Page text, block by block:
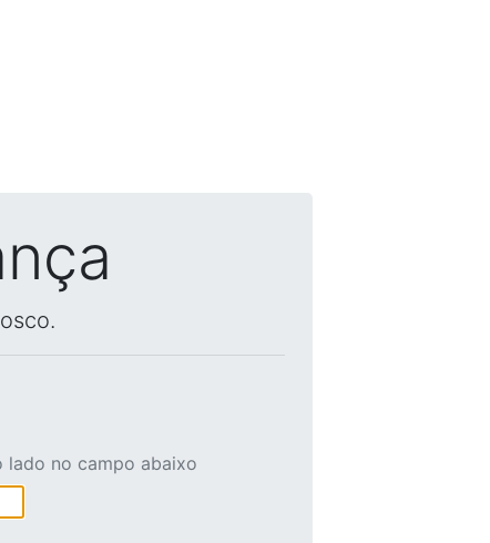
lado no campo abaixo